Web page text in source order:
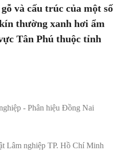
và cấu trúc của một số
thường xanh hơi ẩm
Tân Phú thuộc tỉnh
- Phân hiệu Đồng Nai
Lâm nghiệp TP. Hồ Chí Minh